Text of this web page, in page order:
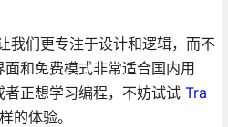
我们更专注于设计和逻辑，而不
和免费模式非常适合国内用
正想学习编程，不妨试试 Tra
的体验。